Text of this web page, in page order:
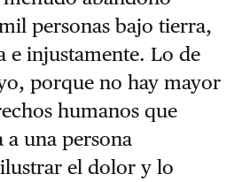
personas bajo tierra,
e injustamente. Lo de
porque no hay mayor
humanos que
a una persona
el dolor y lo